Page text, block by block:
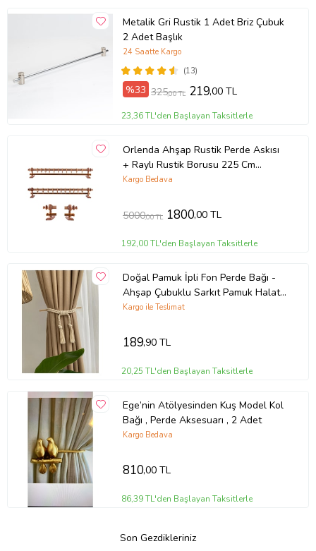
Metalik Gri Rustik 1 Adet Briz Çubuk
2 Adet Başlık
(13)
24 Saatte Kargo
%33 325,00 TL 219,00 TL
23,36 TL'den Başlayan Taksitlerle
Orlenda Ahşap Rustik Perde Askısı
+ Raylı Rustik Borusu 225 Cm
(Meşe)
Kargo Bedava
5000,00 TL 1800,00 TL
192,00 TL'den Başlayan Taksitlerle
Doğal Pamuk İpli Fon Perde Bağı -
Ahşap Çubuklu Sarkıt Pamuk Halat-
1 Adet
Kargo ile Teslimat
189,90 TL
20,25 TL'den Başlayan Taksitlerle
Ege’nin Atölyesinden Kuş Model Kol
Bağı , Perde Aksesuarı , 2 Adet
Kargo Bedava
810,00 TL
86,39 TL'den Başlayan Taksitlerle
Son Gezdikleriniz